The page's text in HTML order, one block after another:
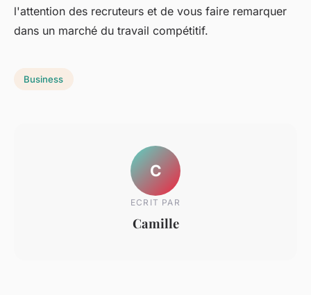
l'attention des recruteurs et de vous faire remarquer
dans un marché du travail compétitif.
Business
C
ECRIT PAR
Camille